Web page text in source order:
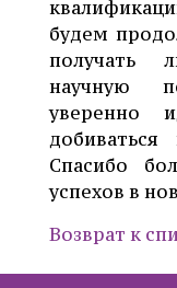
будем
получать
научную
добиваться
Спасибо
успехов в
Возврат к